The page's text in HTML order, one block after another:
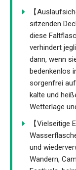
【
sitzenden
diese
verhindert
dann, wenn
bedenkenlos
sorgenfrei
kalte und
Wetterlage
【Vielseitige
und
Wandern,